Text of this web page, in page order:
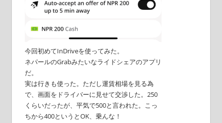
今回初めてInDriveを使ってみた。
ネパールのGrabみたいなライドシェアのアプリ
だ。
実は行きも使った。ただし運賃相場を見る為
で、画面をドライバーに見せて交渉した。250
くらいだったが、平気で500と言われた。こっ
ちから400というとOK、乗んな！